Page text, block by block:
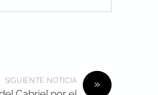
»
SIGUIENTE NOTICIA